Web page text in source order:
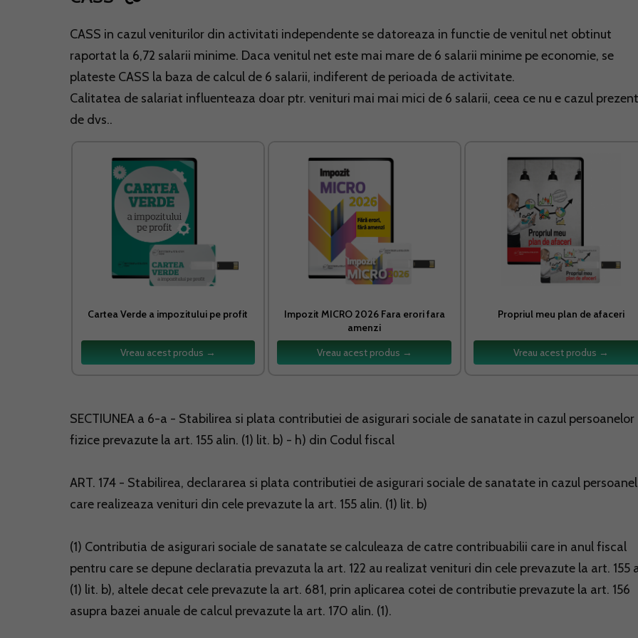
CASS in cazul veniturilor din activitati independente se datoreaza in functie de venitul net obtinut
raportat la 6,72 salarii minime. Daca venitul net este mai mare de 6 salarii minime pe economie, se
plateste CASS la baza de calcul de 6 salarii, indiferent de perioada de activitate.
Calitatea de salariat influenteaza doar ptr. venituri mai mai mici de 6 salarii, ceea ce nu e cazul
de dvs..
Cartea Verde a impozitului pe profit
Vreau acest produs →
Impozit MICRO 2026 Fara erori fara
amenzi
Vreau acest produs →
Propriul meu plan de afaceri
Vreau acest produs →
SECTIUNEA a 6-a - Stabilirea si plata contributiei de asigurari sociale de sanatate in cazul persoanelor
fizice prevazute la art. 155 alin. (1) lit. b) - h) din Codul fiscal
ART. 174 - Stabilirea, declararea si plata contributiei de asigurari sociale de sanatate in cazul
care realizeaza venituri din cele prevazute la art. 155 alin. (1) lit. b)
(1) Contributia de asigurari sociale de sanatate se calculeaza de catre contribuabilii care in anul fiscal
pentru care se depune declaratia prevazuta la art. 122 au realizat venituri din cele prevazute la art. 155
(1) lit. b), altele decat cele prevazute la art. 681, prin aplicarea cotei de contributie prevazute la art. 156
asupra bazei anuale de calcul prevazute la art. 170 alin. (1).